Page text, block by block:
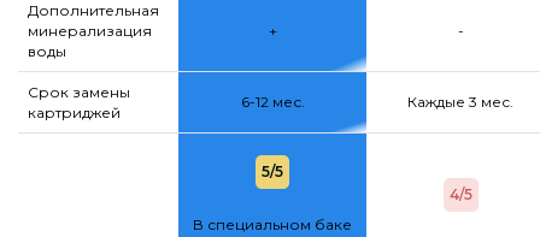
Дополнительная
минерализация
воды
+ -
Срок замены
картриджей
6-12 мес. Каждые 3 мес.
5/5
В специальном баке
4/5